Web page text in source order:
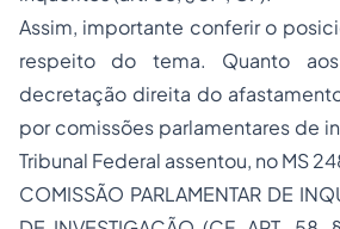
Assim, importante conferir o
respeito do tema. Quanto
decretação direita do
por comissões parlamentares de
Tribunal Federal assentou, no MS
COMISSÃO PARLAMENTAR DE